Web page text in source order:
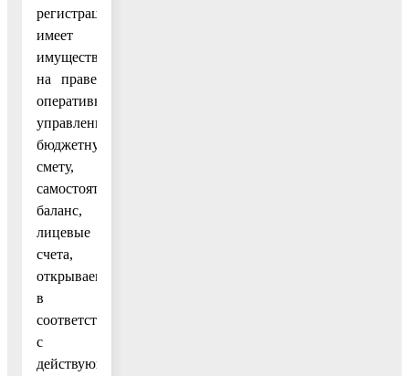
регистрации,
имеет
имущество
на праве
оперативного
управления,
бюджетную
смету,
самостоятельный
баланс,
лицевые
счета,
открываемые
в
соответствии
с
действующим